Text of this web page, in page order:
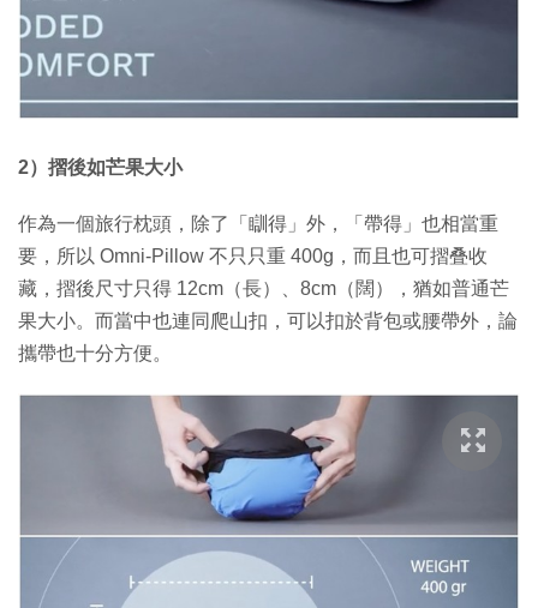
2）摺後如芒果大小
作為一個旅行枕頭，除了「瞓得」外，「帶得」也相當重
要，所以 Omni-Pillow 不只只重 400g，而且也可摺叠收
藏，摺後尺寸只得 12cm（長）、8cm（闊），猶如普通芒
果大小。而當中也連同爬山扣，可以扣於背包或腰帶外，論
攜帶也十分方便。